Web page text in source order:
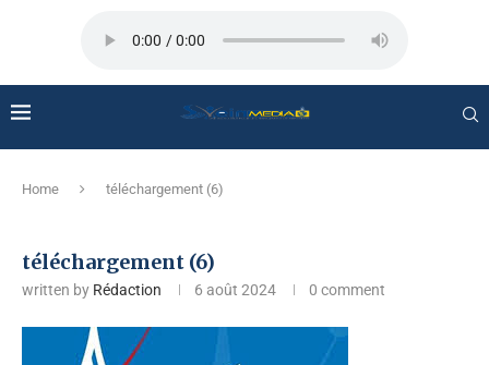
Home téléchargement (6)
téléchargement (6)
written by Rédaction 6 août 2024 0 comment